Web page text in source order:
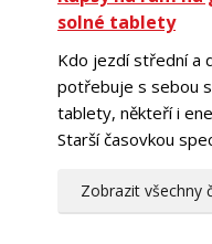
solné tablety
Kdo jezdí střední a
potřebuje s sebou
tablety, někteří i
Starší časovkou
Zobrazit všechny